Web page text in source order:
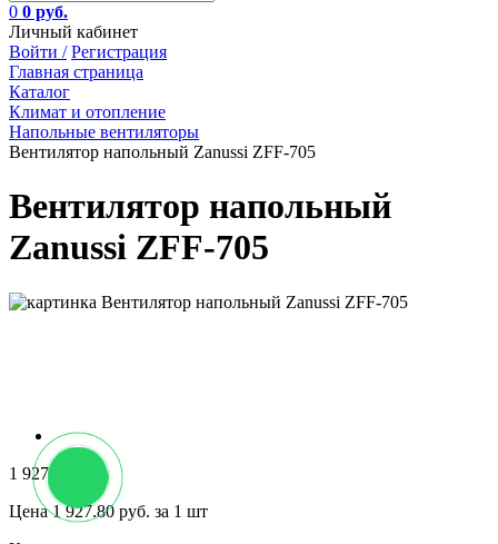
0 0 руб.
Личный кабинет
Войти / Регистрация
Главная страница
Каталог
Климат и отопление
Напольные вентиляторы
Вентилятор напольный Zanussi ZFF-705
Вентилятор напольный
Zanussi ZFF-705
1 927.80 руб.
Цена 1 927.80 руб. за 1 шт